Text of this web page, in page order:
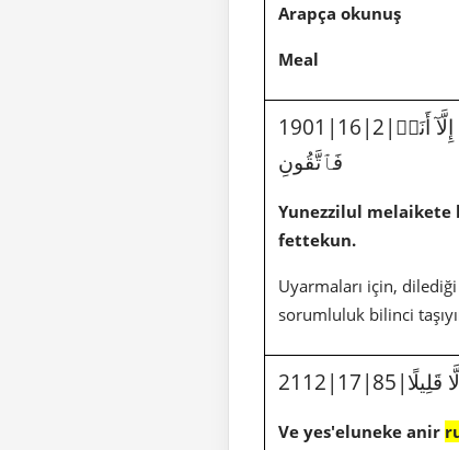
Arapça okunuş
Meal
أَنَا۠
فَٱتَّقُونِ
Yunezzilul melaikete
fettekun.
Uyarmaları için,
sorumluluk bilinci
Ve yes'eluneke anir